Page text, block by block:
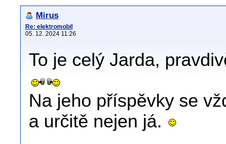
Mirus
Re: elektromobil
05. 12. 2024 11:26
To je celý Jarda,
Na jeho příspěvky se
a určitě nejen já.